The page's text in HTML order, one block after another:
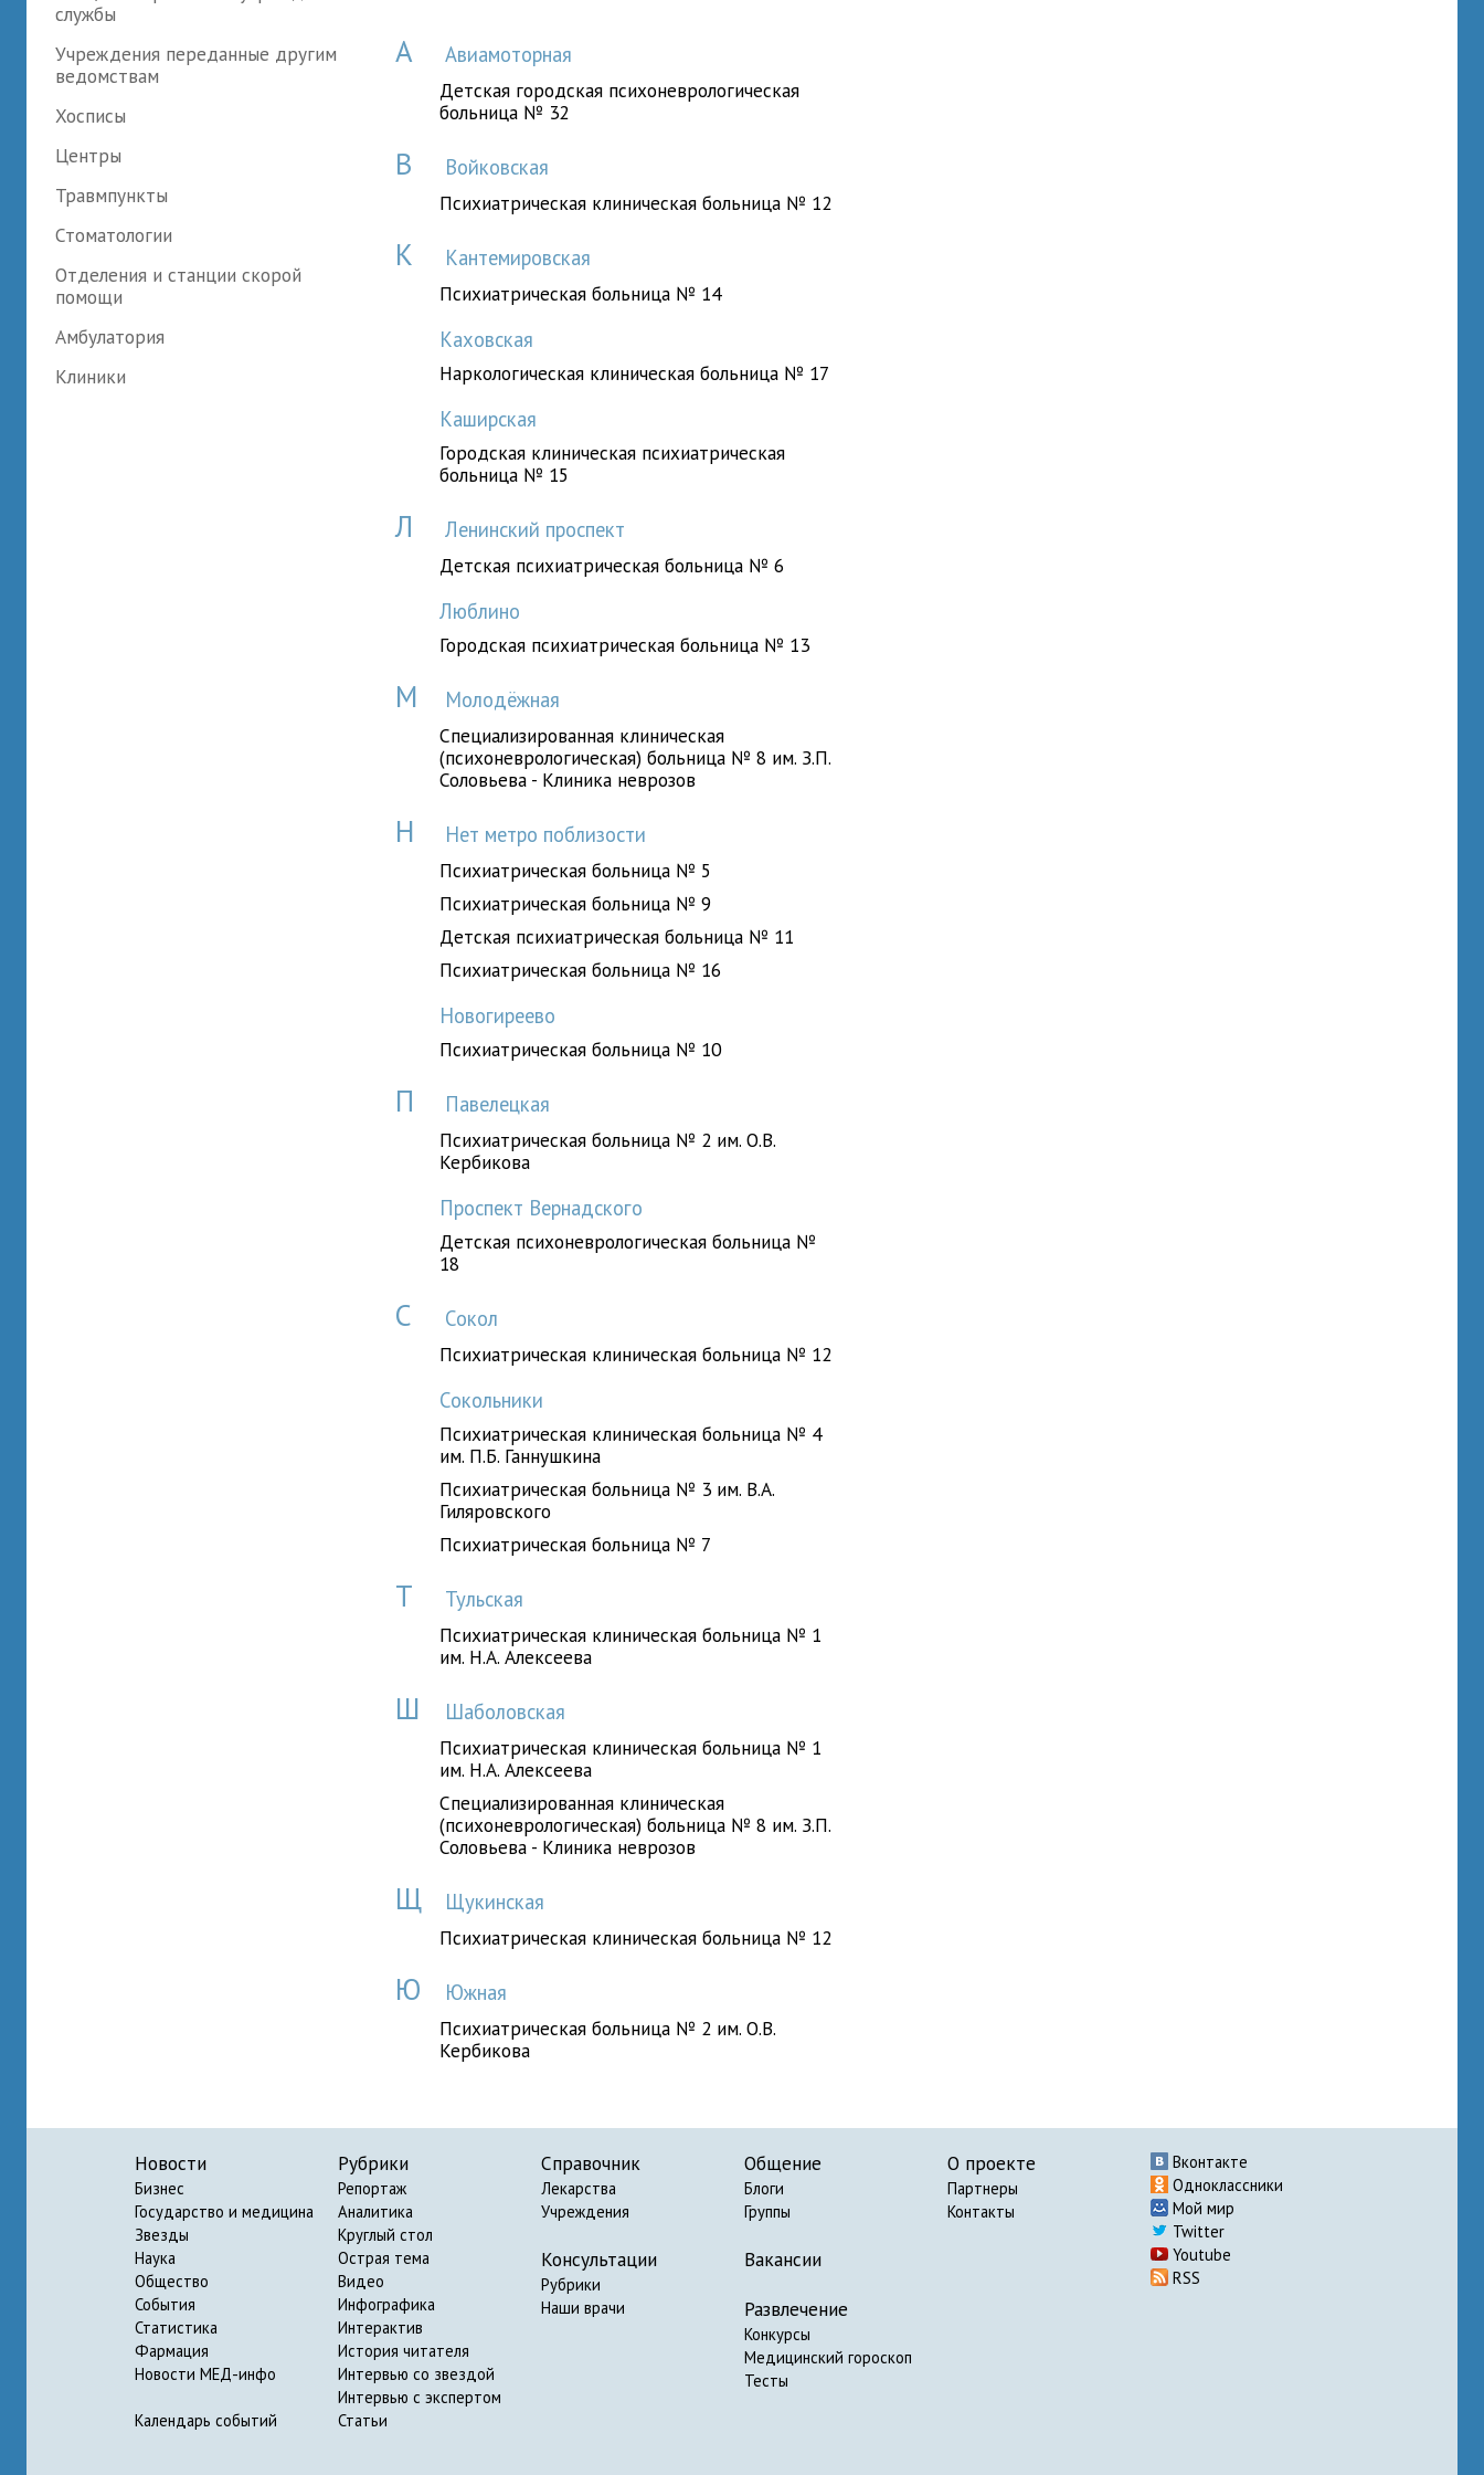
службы
Учреждения переданные другим
ведомствам
Хосписы
Центры
Травмпункты
Стоматологии
Отделения и станции скорой
помощи
Амбулатория
Клиники
А Авиамоторная
Детская городская психоневрологическая
больница № 32
В Войковская
Психиатрическая клиническая больница № 12
К Кантемировская
Психиатрическая больница № 14
Каховская
Наркологическая клиническая больница № 17
Каширская
Городская клиническая психиатрическая
больница № 15
Л Ленинский проспект
Детская психиатрическая больница № 6
Люблино
Городская психиатрическая больница № 13
М Молодёжная
Специализированная клиническая
(психоневрологическая) больница № 8 им. З.П.
Соловьева - Клиника неврозов
Н Нет метро поблизости
Психиатрическая больница № 5
Психиатрическая больница № 9
Детская психиатрическая больница № 11
Психиатрическая больница № 16
Новогиреево
Психиатрическая больница № 10
П Павелецкая
Психиатрическая больница № 2 им. О.В.
Кербикова
Проспект Вернадского
Детская психоневрологическая больница №
18
С Сокол
Психиатрическая клиническая больница № 12
Сокольники
Психиатрическая клиническая больница № 4
им. П.Б. Ганнушкина
Психиатрическая больница № 3 им. В.А.
Гиляровского
Психиатрическая больница № 7
Т Тульская
Психиатрическая клиническая больница № 1
им. Н.А. Алексеева
Ш Шаболовская
Психиатрическая клиническая больница № 1
им. Н.А. Алексеева
Специализированная клиническая
(психоневрологическая) больница № 8 им. З.П.
Соловьева - Клиника неврозов
Щ Щукинская
Психиатрическая клиническая больница № 12
Ю Южная
Психиатрическая больница № 2 им. О.В.
Кербикова
Новости
Бизнес
Государство и медицина
Звезды
Наука
Общество
События
Статистика
Фармация
Новости МЕД-инфо
Календарь событий
Рубрики
Репортаж
Аналитика
Круглый стол
Острая тема
Видео
Инфографика
Интерактив
История читателя
Интервью со звездой
Интервью с экспертом
Статьи
Справочник
Лекарства
Учреждения
Консультации
Рубрики
Наши врачи
Общение
Блоги
Группы
Вакансии
Развлечение
Конкурсы
Медицинский гороскоп
Тесты
О проекте
Партнеры
Контакты
Вконтакте
Одноклассники
Мой мир
Twitter
Youtube
RSS